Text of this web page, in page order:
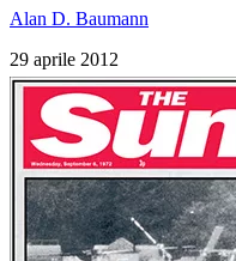
Alan D. Baumann
29 aprile 2012